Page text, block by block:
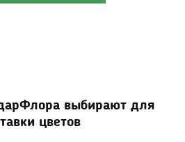
выбирают для
цветов